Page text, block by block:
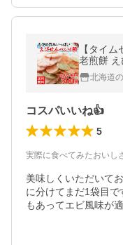
【タイ
老煎餅
おつまみ
北海道
コスパいいね👍
5
実際に食べてみたおいし
美味しくいただいて
に分けてまだ1袋目
もあってエビ風味が